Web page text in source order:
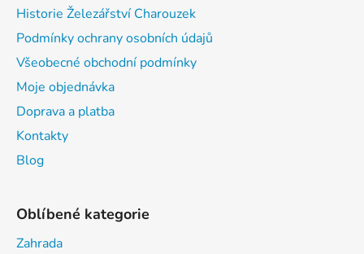
Historie Železářství Charouzek
Podmínky ochrany osobních údajů
Všeobecné obchodní podmínky
Moje objednávka
Doprava a platba
Kontakty
Blog
Oblíbené kategorie
Zahrada